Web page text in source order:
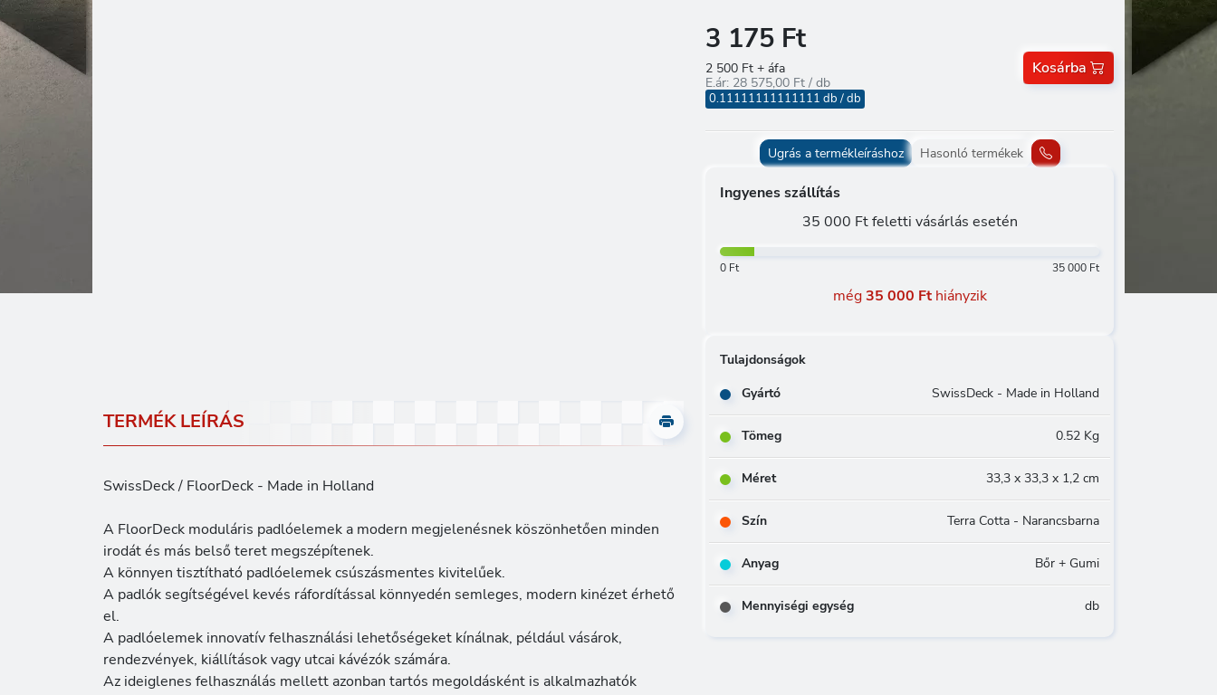
TERMÉK LEÍRÁS
SwissDeck / FloorDeck - Made in Holland
A FloorDeck moduláris padlóelemek a modern megjelenésnek köszönhetően minden
irodát és más belső teret megszépítenek.
A könnyen tisztítható padlóelemek csúszásmentes kivitelűek.
A padlók segítségével kevés ráfordítással könnyedén semleges, modern kinézet érhető
el.
A padlóelemek innovatív felhasználási lehetőségeket kínálnak, például vásárok,
rendezvények, kiállítások vagy utcai kávézók számára.
Az ideiglenes felhasználás mellett azonban tartós megoldásként is alkalmazhatók
3 175 Ft
2 500 Ft + áfa
E.ár: 28 575,00 Ft / db
0.11111111111111 db / db
Kosárba
Ugrás a termékleíráshoz Hasonló termékek
Ingyenes szállítás
35 000 Ft feletti vásárlás esetén
0 Ft 35 000 Ft
még35 000 Fthiányzik
Tulajdonságok
Gyártó
SwissDeck - Made in Holland
Tömeg 0.52 Kg
Méret 33,3 x 33,3 x 1,2 cm
Szín Terra Cotta - Narancsbarna
Anyag Bőr + Gumi
Mennyiségi egység db